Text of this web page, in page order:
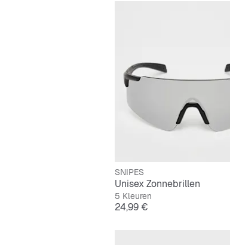
SNIPES
Unisex Zonnebrillen
5 Kleuren
Prijs
24,99 €